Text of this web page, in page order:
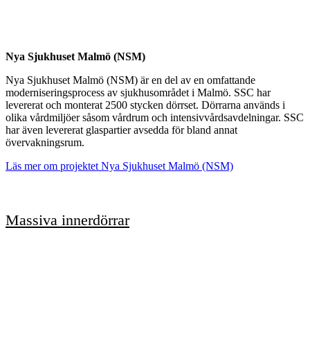
Nya Sjukhuset Malmö (NSM)
Nya Sjukhuset Malmö (NSM) är en del av en omfattande
moderniseringsprocess av sjukhusområdet i Malmö. SSC har
levererat och monterat 2500 stycken dörrset. Dörrarna används i
olika vårdmiljöer såsom vårdrum och intensivvårdsavdelningar. SSC
har även levererat glaspartier avsedda för bland annat
övervakningsrum.
Läs mer om projektet Nya Sjukhuset Malmö (NSM)
Massiva innerdörrar